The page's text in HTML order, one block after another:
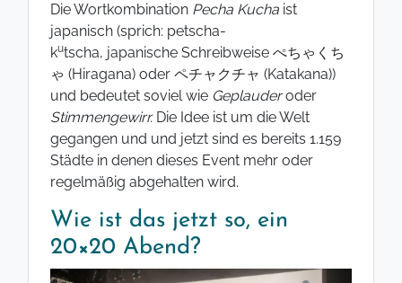
Die Wortkombination Pecha Kucha ist
japanisch (sprich: petscha-
kutscha, japanische Schreibweise ぺちゃくち
ゃ (Hiragana) oder ペチャクチャ (Katakana))
und bedeutet soviel wie Geplauderoder
Stimmengewirr.Die Idee ist um die Welt
gegangen und und jetzt sind es bereits 1.159
Städte in denen dieses Event mehr oder
regelmäßig abgehalten wird.
Wie ist das jetzt so, ein
20×20 Abend?